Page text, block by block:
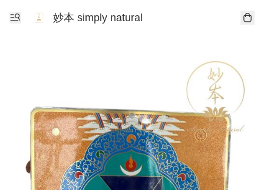
妙本 simply natural